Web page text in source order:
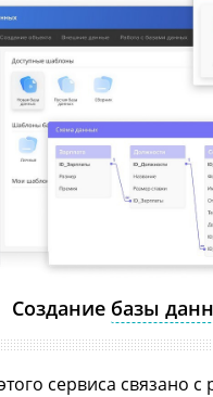
Создание базы
сервиса связано с